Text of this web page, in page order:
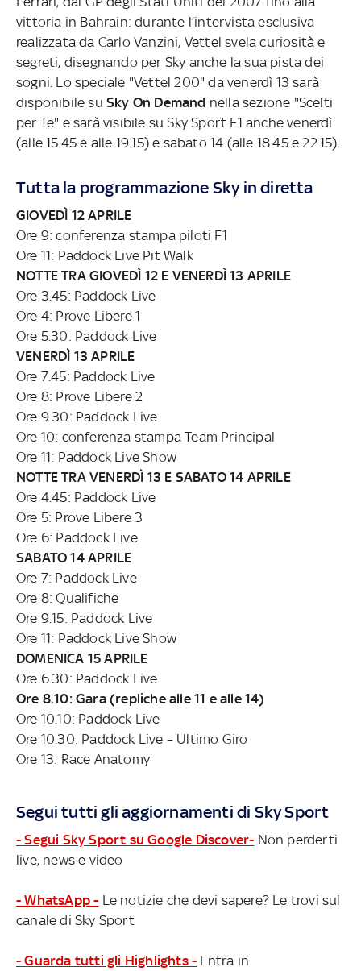
vittoria in Bahrain: durante l’intervista esclusiva
realizzata da Carlo Vanzini, Vettel svela curiosità e
segreti, disegnando per Sky anche la sua pista dei
sogni. Lo speciale "Vettel 200" da venerdì 13 sarà
disponibile su Sky On Demand nella sezione "Scelti
per Te" e sarà visibile su Sky Sport F1 anche venerdì
(alle 15.45 e alle 19.15) e sabato 14 (alle 18.45 e 22.15).
Tutta la programmazione Sky in diretta
GIOVEDÌ 12 APRILE
Ore 9: conferenza stampa piloti F1
Ore 11: Paddock Live Pit Walk
NOTTE TRA GIOVEDÌ 12 E VENERDÌ 13 APRILE
Ore 3.45: Paddock Live
Ore 4: Prove Libere 1
Ore 5.30: Paddock Live
VENERDÌ 13 APRILE
Ore 7.45: Paddock Live
Ore 8: Prove Libere 2
Ore 9.30: Paddock Live
Ore 10: conferenza stampa Team Principal
Ore 11: Paddock Live Show
NOTTE TRA VENERDÌ 13 E SABATO 14 APRILE
Ore 4.45: Paddock Live
Ore 5: Prove Libere 3
Ore 6: Paddock Live
SABATO 14 APRILE
Ore 7: Paddock Live
Ore 8: Qualifiche
Ore 9.15: Paddock Live
Ore 11: Paddock Live Show
DOMENICA 15 APRILE
Ore 6.30: Paddock Live
Ore 8.10: Gara (repliche alle 11 e alle 14)
Ore 10.10: Paddock Live
Ore 10.30: Paddock Live – Ultimo Giro
Ore 13: Race Anatomy
Segui tutti gli aggiornamenti di Sky Sport
- Segui Sky Sport su Google Discover- Non perderti
live, news e video
- WhatsApp - Le notizie che devi sapere? Le trovi sul
canale di Sky Sport
- Guarda tutti gli Highlights - Entra in